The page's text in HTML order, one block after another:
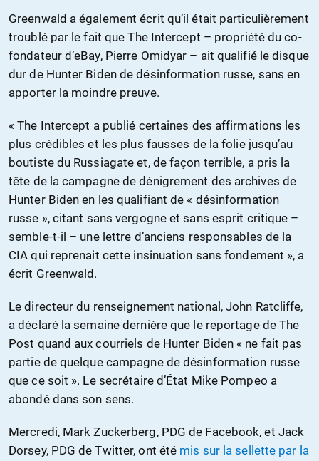
Greenwald a également écrit qu’il était particulièrement
troublé par le fait que The Intercept – propriété du co-
fondateur d’eBay, Pierre Omidyar – ait qualifié le disque
dur de Hunter Biden de désinformation russe, sans en
apporter la moindre preuve.
« The Intercept a publié certaines des affirmations les
plus crédibles et les plus fausses de la folie jusqu’au
boutiste du Russiagate et, de façon terrible, a pris la
tête de la campagne de dénigrement des archives de
Hunter Biden en les qualifiant de « désinformation
russe », citant sans vergogne et sans esprit critique –
semble-t-il – une lettre d’anciens responsables de la
CIA qui reprenait cette insinuation sans fondement », a
écrit Greenwald.
Le directeur du renseignement national, John Ratcliffe,
a déclaré la semaine dernière que le reportage de The
Post quand aux courriels de Hunter Biden « ne fait pas
partie de quelque campagne de désinformation russe
que ce soit ». Le secrétaire d’État Mike Pompeo a
abondé dans son sens.
Mercredi, Mark Zuckerberg, PDG de Facebook, et Jack
Dorsey, PDG de Twitter, ont été mis sur la sellette par la